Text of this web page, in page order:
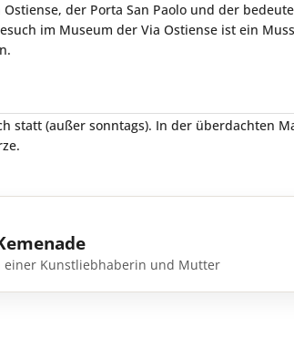
der Porta San Paolo und der
im Museum der Via Ostiense ist ein
statt (außer sonntags). In der überdachten
einer Kunstliebhaberin und Mutter